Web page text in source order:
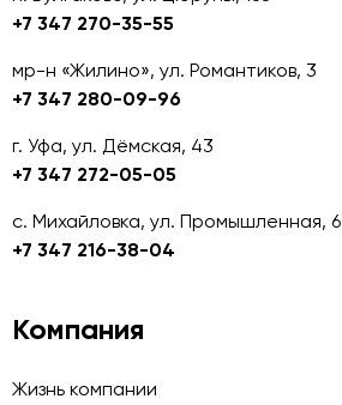
+7 347 270-35-55
мр-н «Жилино», ул. Романтиков, 3
+7 347 280-09-96
г. Уфа, ул. Дёмская, 43
+7 347 272-05-05
с. Михайловка, ул. Промышленная, 6
+7 347 216-38-04
Компания
Жизнь компании